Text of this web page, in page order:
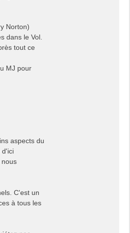
Norton)
dans le Vol.
tout ce
MJ pour
aspects du
d'ici
C'est un
à tous les